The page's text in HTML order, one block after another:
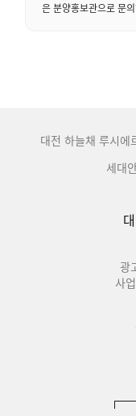
은 분양홍보관으로 문
대전 하늘채 루시에
세대
광
사